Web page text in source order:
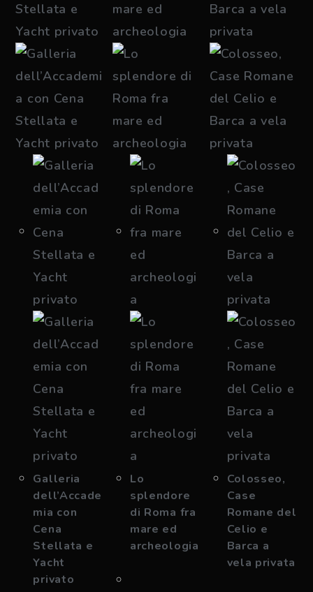
Galleria
dell’Accade
mia con
Cena
Stellata e
Yacht
privato
Lo
splendore
di Roma fra
mare ed
archeologia
Colosseo,
Case
Romane del
Celio e
Barca a
vela privata